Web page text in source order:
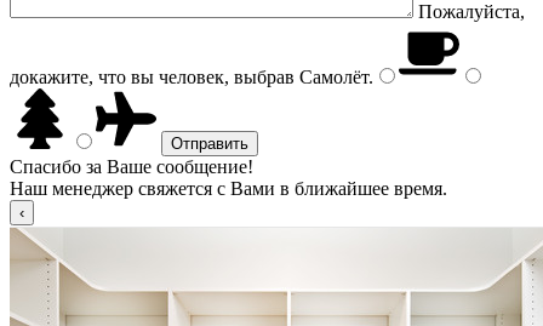
Пожалуйста,
докажите, что вы человек, выбрав Самолёт.
Спасибо за Ваше сообщение!
Наш менеджер свяжется с Вами в ближайшее время.